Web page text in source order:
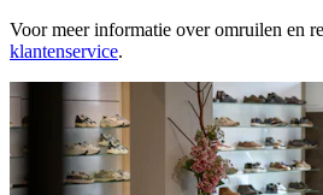
Voor meer informatie over omruilen en
klantenservice.